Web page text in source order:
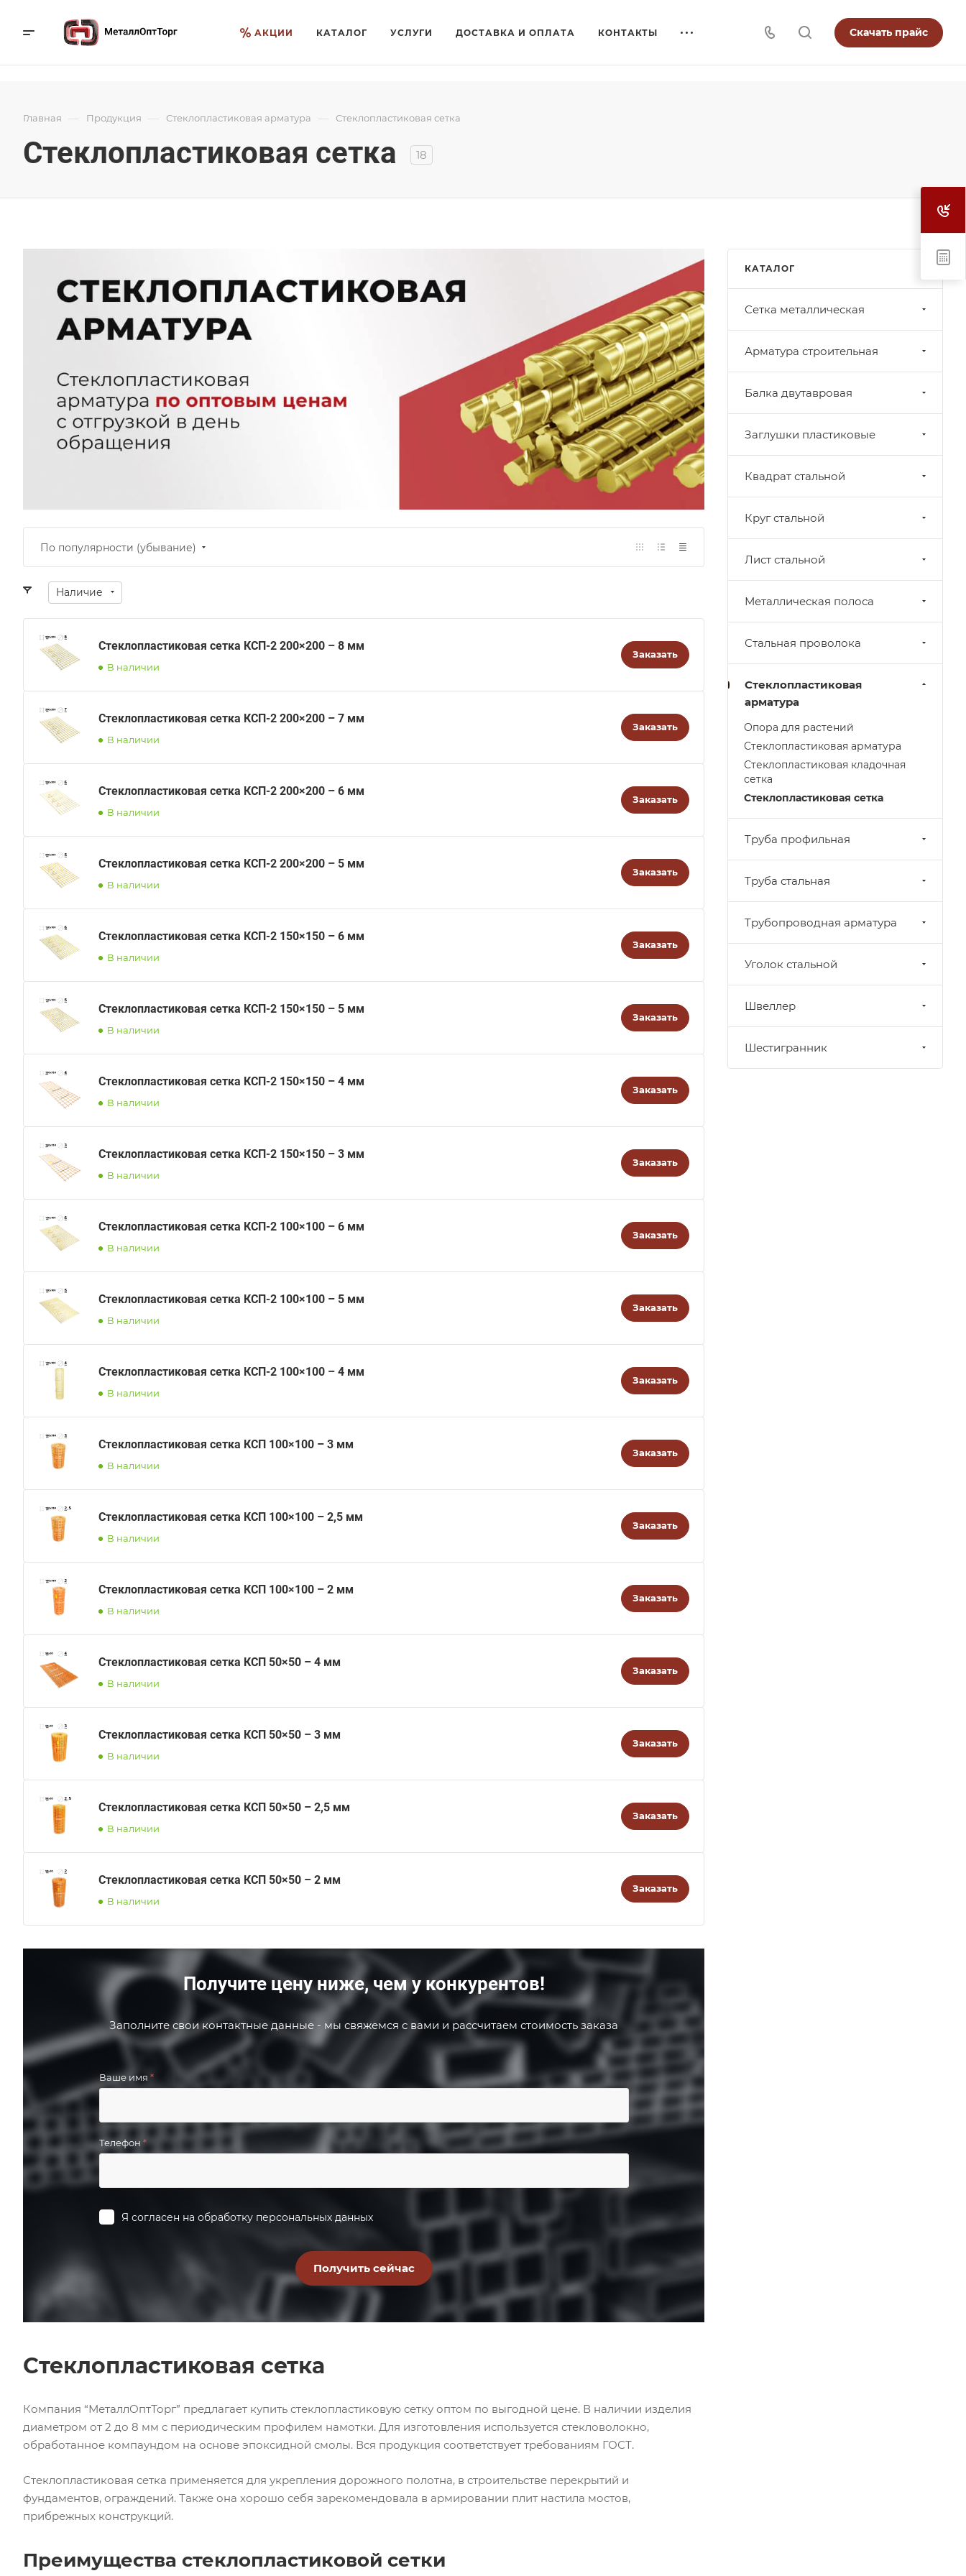
АКЦИИ КАТАЛОГ УСЛУГИ ДОСТАВКА И ОПЛАТА КОНТАКТЫ Скачать прайс
Главная — Продукция — Стеклопластиковая арматура — Стеклопластиковая сетка
Стеклопластиковая сетка 18
По популярности (убывание)
Наличие
Стеклопластиковая сетка КСП-2 200×200 – 8 мм
В наличии
Заказать
Стеклопластиковая сетка КСП-2 200×200 – 7 мм
В наличии
Заказать
Стеклопластиковая сетка КСП-2 200×200 – 6 мм
В наличии
Заказать
Стеклопластиковая сетка КСП-2 200×200 – 5 мм
В наличии
Заказать
Стеклопластиковая сетка КСП-2 150×150 – 6 мм
В наличии
Заказать
Стеклопластиковая сетка КСП-2 150×150 – 5 мм
В наличии
Заказать
Стеклопластиковая сетка КСП-2 150×150 – 4 мм
В наличии
Заказать
Стеклопластиковая сетка КСП-2 150×150 – 3 мм
В наличии
Заказать
Стеклопластиковая сетка КСП-2 100×100 – 6 мм
В наличии
Заказать
Стеклопластиковая сетка КСП-2 100×100 – 5 мм
В наличии
Заказать
Стеклопластиковая сетка КСП-2 100×100 – 4 мм
В наличии
Заказать
Стеклопластиковая сетка КСП 100×100 – 3 мм
В наличии
Заказать
Стеклопластиковая сетка КСП 100×100 – 2,5 мм
В наличии
Заказать
Стеклопластиковая сетка КСП 100×100 – 2 мм
В наличии
Заказать
Стеклопластиковая сетка КСП 50×50 – 4 мм
В наличии
Заказать
Стеклопластиковая сетка КСП 50×50 – 3 мм
В наличии
Заказать
Стеклопластиковая сетка КСП 50×50 – 2,5 мм
В наличии
Заказать
Стеклопластиковая сетка КСП 50×50 – 2 мм
В наличии
Заказать
Получите цену ниже, чем у конкурентов!
Заполните свои контактные данные - мы свяжемся с вами и рассчитаем стоимость заказа
Ваше имя *
Телефон *
Я согласен на обработку персональных данных
Стеклопластиковая сетка
Компания “МеталлОптТорг” предлагает купить стеклопластиковую сетку оптом по выгодной цене. В наличии изделия
диаметром от 2 до 8 мм с периодическим профилем намотки. Для изготовления используется стекловолокно,
обработанное компаундом на основе эпоксидной смолы. Вся продукция соответствует требованиям ГОСТ.
Стеклопластиковая сетка применяется для укрепления дорожного полотна, в строительстве перекрытий и
фундаментов, ограждений. Также она хорошо себя зарекомендовала в армировании плит настила мостов,
прибрежных конструкций.
Преимущества стеклопластиковой сетки
КАТАЛОГ
Cетка металлическая
Арматура строительная
Балка двутавровая
Заглушки пластиковые
Квадрат стальной
Круг стальной
Лист стальной
Металлическая полоса
Стальная проволока
Стеклопластиковая
арматура
Опора для растений
Стеклопластиковая арматура
Стеклопластиковая кладочная
сетка
Стеклопластиковая сетка
Труба профильная
Труба стальная
Трубопроводная арматура
Уголок стальной
Швеллер
Шестигранник